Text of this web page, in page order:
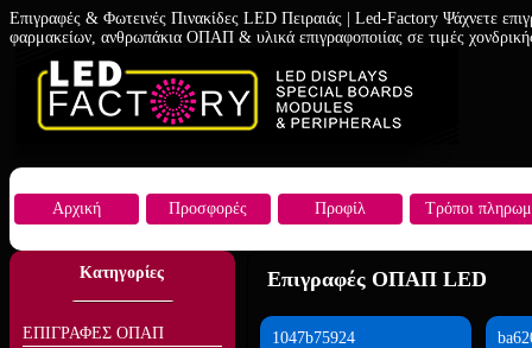
Επιγραφές & Φωτεινές Πινακίδες LED Πειραιάς | Led-Factory Ψάχνετε
φαρμακείων, ανθρωπάκια ΟΠΑΠ & υλικά επιγραφοποιίας σε τιμές
Αρχική Προσφορές Προφίλ Τρόποι
Κατηγορίες
ΕΠΙΓΡΑΦΕΣ ΟΠΑΠ
Επιγραφές ΟΠΑΠ LED
1047b75924